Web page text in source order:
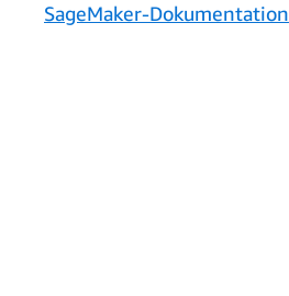
SageMaker-Dokumentation